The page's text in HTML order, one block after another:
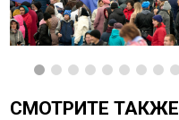
СМОТРИТЕ ТАКЖЕ